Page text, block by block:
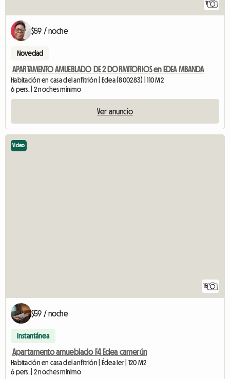
7
$59 / noche
Novedad
APARTAMENTO AMUEBLADO DE 2 DORMITORIOS en EDEA MBANDA
Habitación en casa del anfitrión | Edea (800283) | 110 M2
6 pers. | 2 noches mínimo
Ver anuncio
15
Video
$59 / noche
Instantánea
Apartamento amueblado F4 Edea camerún
Habitación en casa del anfitrión | Édea Ier | 120 M2
6 pers. | 2 noches mínimo